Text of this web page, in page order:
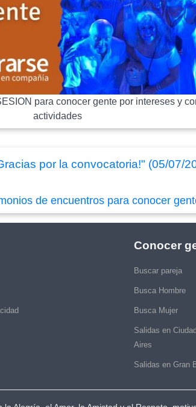
para conocer gente por intereses y
actividades
por la convocatoria!" (05/07/
de encuentros para conocer
Conocer
Buscar pareja
Busca Hombre
Busca Mujer
Salidas en
Aires
Salidas en Gran